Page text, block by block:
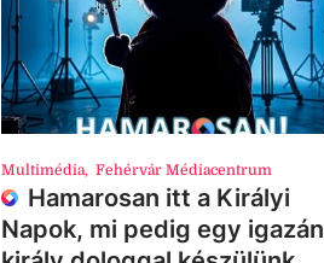
Multimédia, Fehérvár Médiacentrum
Hamarosan itt a Királyi
Napok, mi pedig egy igazán